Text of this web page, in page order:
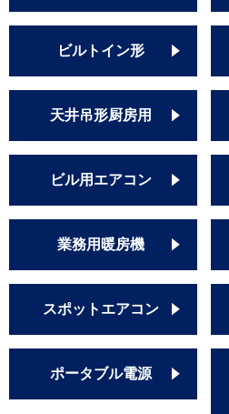
ビルトイン形
天井吊形厨房用
ビル用エアコン
業務用暖房機
スポットエアコン
ポータブル電源